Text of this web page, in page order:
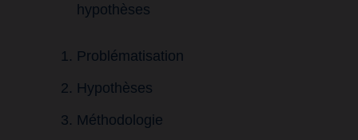
hypothèses
Problématisation
Hypothèses
Méthodologie